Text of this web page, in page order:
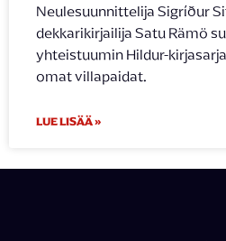
Neulesuunnittelija Sigríður
dekkarikirjailija Satu Rämö
yhteistuumin Hildur-
omat villapaidat.
LUE LISÄÄ »